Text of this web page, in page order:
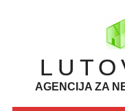
AGENCIJA ZA